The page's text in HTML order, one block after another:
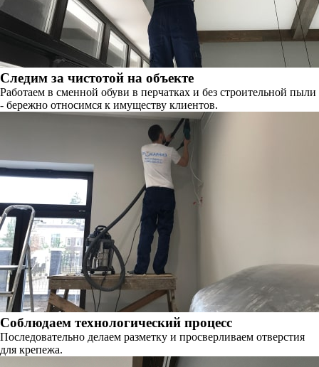
Следим за чистотой на объекте
Работаем в сменной обуви в перчатках и без строительной пыли
- бережно относимся к имуществу клиентов.
Соблюдаем технологический процесс
Последовательно делаем разметку и просверливаем отверстия
для крепежа.